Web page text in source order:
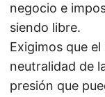
negocio e
siendo libre.
Exigimos que
neutralidad de
presión que